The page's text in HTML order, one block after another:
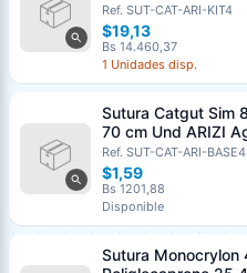
de 1/2 Circulo
Ref. SUT-CAT-ARI-KIT4
$19,13
Bs 14.460,37
1 Unidades disp.
Sutura Catgut Sim
70 cm Und ARIZI
Circulo Punta
Ref. SUT-CAT-ARI-BASE4
$1,59
Bs 1201,88
Disponible
Sutura Monocrylon